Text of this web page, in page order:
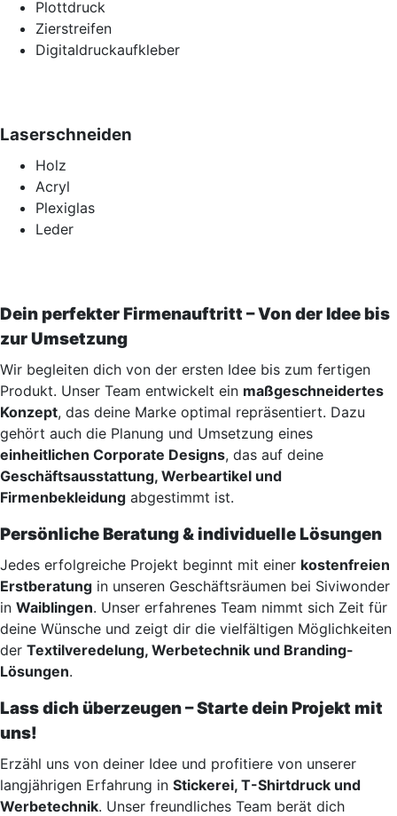
Plottdruck
Zierstreifen
Digitaldruckaufkleber
Laserschneiden
Holz
Acryl
Plexiglas
Leder
Dein perfekter Firmenauftritt – Von der Idee bis
zur Umsetzung
Wir begleiten dich von der ersten Idee bis zum fertigen
Produkt. Unser Team entwickelt ein maßgeschneidertes
Konzept, das deine Marke optimal repräsentiert. Dazu
gehört auch die Planung und Umsetzung eines
einheitlichen Corporate Designs, das auf deine
Geschäftsausstattung, Werbeartikel und
Firmenbekleidung abgestimmt ist.
Persönliche Beratung & individuelle Lösungen
Jedes erfolgreiche Projekt beginnt mit einer kostenfreien
Erstberatung in unseren Geschäftsräumen bei Siviwonder
in Waiblingen. Unser erfahrenes Team nimmt sich Zeit für
deine Wünsche und zeigt dir die vielfältigen Möglichkeiten
der Textilveredelung, Werbetechnik und Branding-
Lösungen.
Lass dich überzeugen – Starte dein Projekt mit
uns!
Erzähl uns von deiner Idee und profitiere von unserer
langjährigen Erfahrung in Stickerei, T-Shirtdruck und
Werbetechnik. Unser freundliches Team berät dich